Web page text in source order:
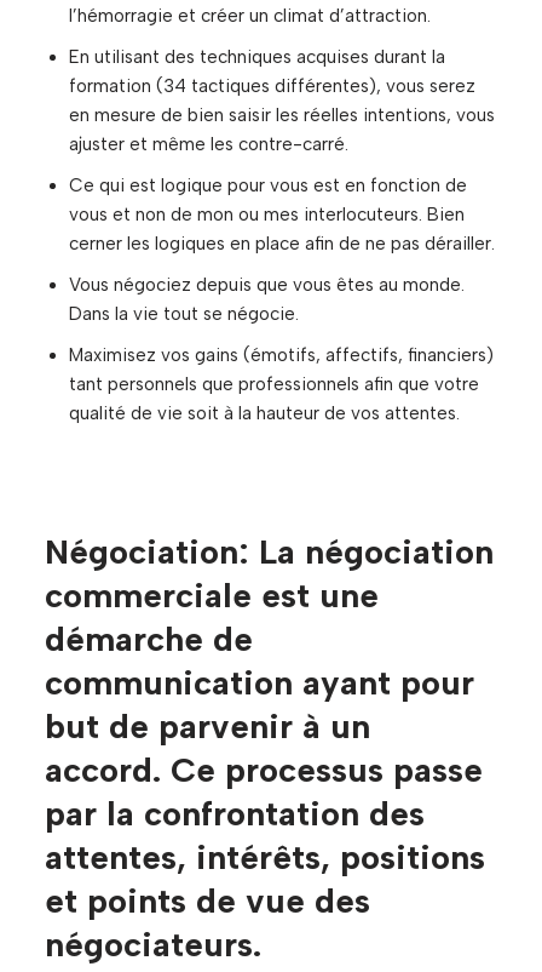
l’hémorragie et créer un climat d’attraction.
En utilisant des techniques acquises durant la
formation (34 tactiques différentes), vous serez
en mesure de bien saisir les réelles intentions, vous
ajuster et même les contre-carré.
Ce qui est logique pour vous est en fonction de
vous et non de mon ou mes interlocuteurs. Bien
cerner les logiques en place afin de ne pas dérailler.
Vous négociez depuis que vous êtes au monde.
Dans la vie tout se négocie.
Maximisez vos gains (émotifs, affectifs, financiers)
tant personnels que professionnels afin que votre
qualité de vie soit à la hauteur de vos attentes.
Négociation: La négociation
commerciale est une
démarche de
communication ayant pour
but de parvenir à un
accord. Ce processus passe
par la confrontation des
attentes, intérêts, positions
et points de vue des
négociateurs.